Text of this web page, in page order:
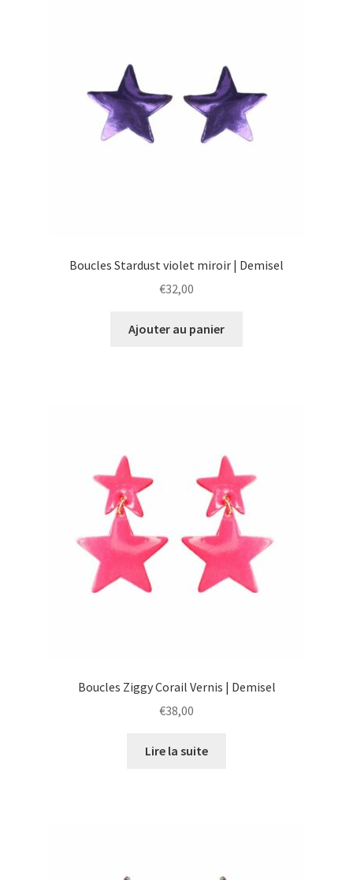
Boucles Stardust violet miroir | Demisel
€32,00
Ajouter au panier
Boucles Ziggy Corail Vernis | Demisel
€38,00
Lire la suite